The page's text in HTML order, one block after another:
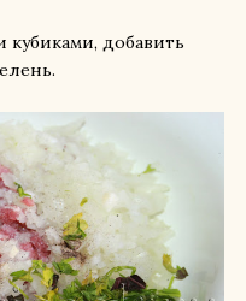
кубиками, добавить